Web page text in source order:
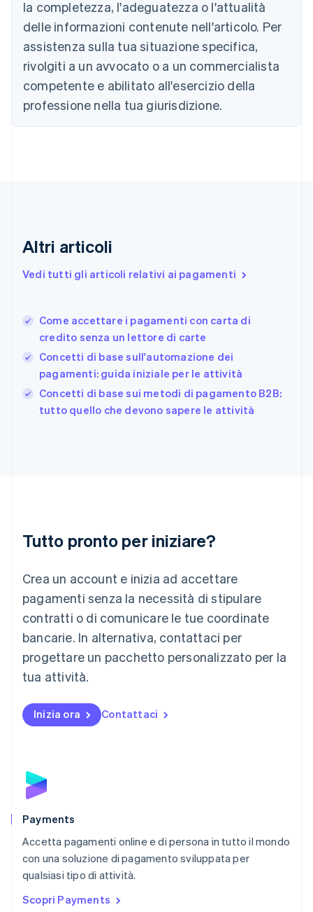
la completezza, l'adeguatezza o l'attualità
delle informazioni contenute nell'articolo. Per
assistenza sulla tua situazione specifica,
rivolgiti a un avvocato o a un commercialista
competente e abilitato all'esercizio della
professione nella tua giurisdizione.
Altri articoli
Vedi tutti gli articoli relativi ai pagamenti
Come accettare i pagamenti con carta di
credito senza un lettore di carte
Concetti di base sull'automazione dei
pagamenti: guida iniziale per le attività
Concetti di base sui metodi di pagamento B2B:
tutto quello che devono sapere le attività
Tutto pronto per iniziare?
Crea un account e inizia ad accettare
pagamenti senza la necessità di stipulare
contratti o di comunicare le tue coordinate
bancarie. In alternativa, contattaci per
progettare un pacchetto personalizzato per la
tua attività.
Inizia ora Contattaci
Payments
Accetta pagamenti online e di persona in tutto il mondo
con una soluzione di pagamento sviluppata per
qualsiasi tipo di attività.
Scopri Payments
Bulgaria
English
Canada
English Français
Cina continentale
Cipro
English
EnglishSvenska
FrançaisEnglish
Giappone
日本語English
English
Grecia
English
India
Lituania
Lussemburgo
Deutsch English
Malaysia
English 简体中文
Malta
Messico
EspañolEnglish
English
Nuova Zelanda
Polonia
English
Português
English简体中文
Regno Unito
English
English